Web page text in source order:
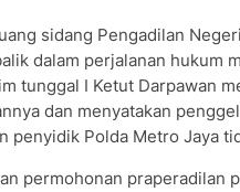
sidang Pengadilan
dalam perjalanan hukum
tunggal I Ketut Darpawan
dan menyatakan
penyidik Polda Metro Jaya
permohonan praperadilan